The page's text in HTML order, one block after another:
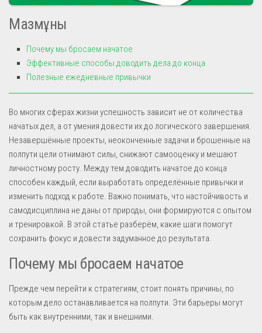
Мазмұны
Почему мы бросаем начатое
Эффективные способы доводить дела до конца
Полезные ежедневные привычки
Во многих сферах жизни успешность зависит не от количества
начатых дел, а от умения довести их до логического завершения.
Незавершённые проекты, неоконченные задачи и брошенные на
полпути цели отнимают силы, снижают самооценку и мешают
личностному росту. Между тем доводить начатое до конца
способен каждый, если выработать определённые привычки и
изменить подход к работе. Важно понимать, что настойчивость и
самодисциплина не даны от природы, они формируются с опытом
и тренировкой. В этой статье разберём, какие шаги помогут
сохранить фокус и довести задуманное до результата.
Почему мы бросаем начатое
Прежде чем перейти к стратегиям, стоит понять причины, по
которым дело останавливается на полпути. Эти барьеры могут
быть как внутренними, так и внешними.